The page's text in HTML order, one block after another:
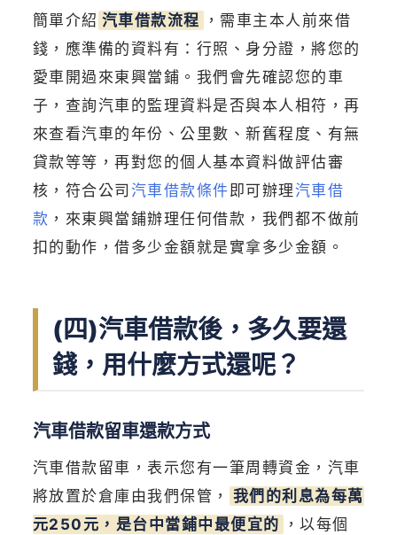
簡單介紹 汽車借款流程 ，需車主本人前來借
錢，應準備的資料有：行照、身分證，將您的
愛車開過來東興當鋪。我們會先確認您的車
子，查詢汽車的監理資料是否與本人相符，再
來查看汽車的年份、公里數、新舊程度、有無
貸款等等，再對您的個人基本資料做評估審
核，符合公司 汽車借款條件即可辦理汽車借
款 ，來東興當鋪辦理任何借款，我們都不做前
扣的動作，借多少金額就是實拿多少金額。
(四)汽車借款後，多久要還
錢，用什麼方式還呢？
汽車借款留車還款方式
汽車借款留車，表示您有一筆周轉資金，汽車
將放置於倉庫由我們保管，
我們的利息為每萬
元250元，是台中當鋪中最便宜的 ，以每個